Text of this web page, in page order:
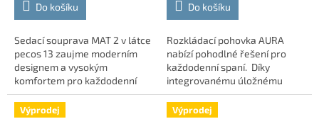
Do košíku
Sedací souprava MAT 2 v látce
pecos 13 zaujme moderním
designem a vysokým
komfortem pro každodenní
odpočínek. Díky rozkládací
funkci snadno vytvoříte
Do košíku
Rozkládací pohovka AURA
nabízí pohodlné řešení pro
každodenní spaní. Díky
integrovanému úložnému
prostoru získáte praktické
místo pro lůžkoviny, které
Výprodej Výprodej